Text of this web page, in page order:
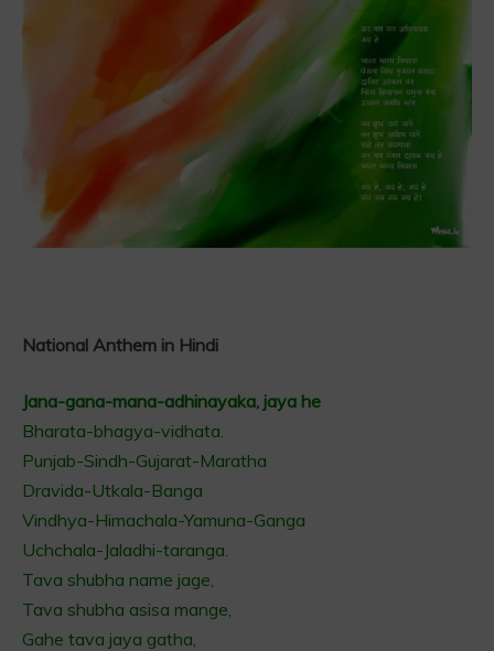
National Anthem in Hindi
Jana-gana-mana-adhinayaka, jaya he
Bharata-bhagya-vidhata.
Punjab-Sindh-Gujarat-Maratha
Dravida-Utkala-Banga
Vindhya-Himachala-Yamuna-Ganga
Uchchala-Jaladhi-taranga.
Tava shubha name jage,
Tava shubha asisa mange,
Gahe tava jaya gatha,